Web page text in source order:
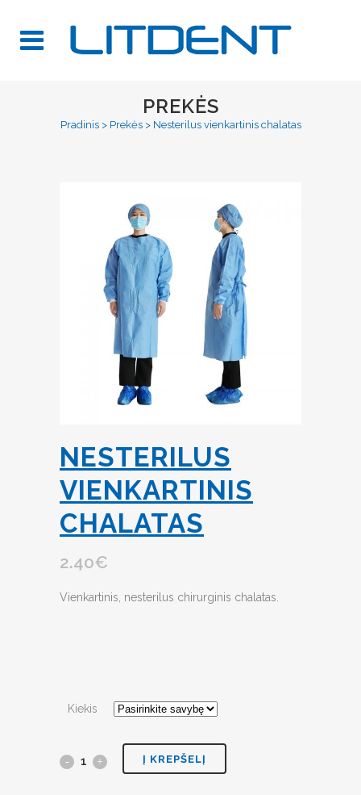
PREKĖS
Pradinis> Prekės> Nesterilus vienkartinis chalatas
NESTERILUS
VIENKARTINIS
CHALATAS
2.40€
Vienkartinis, nesterilus chirurginis chalatas.
Kiekis
Į KREPŠELĮ